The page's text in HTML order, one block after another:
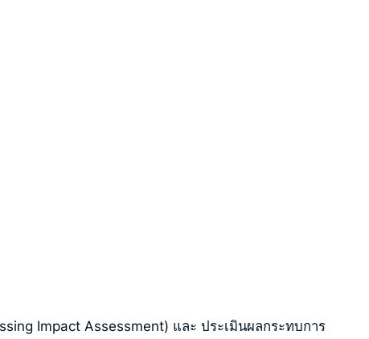
Impact Assessment) และ ประเมินผลกระทบการ